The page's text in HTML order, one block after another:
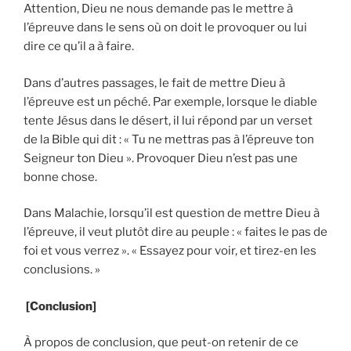
Attention, Dieu ne nous demande pas le mettre à
l’épreuve dans le sens où on doit le provoquer ou lui
dire ce qu’il a à faire.
Dans d’autres passages, le fait de mettre Dieu à
l’épreuve est un péché. Par exemple, lorsque le diable
tente Jésus dans le désert, il lui répond par un verset
de la Bible qui dit : « Tu ne mettras pas à l’épreuve ton
Seigneur ton Dieu ». Provoquer Dieu n’est pas une
bonne chose.
Dans Malachie, lorsqu’il est question de mettre Dieu à
l’épreuve, il veut plutôt dire au peuple : « faites le pas de
foi et vous verrez ». « Essayez pour voir, et tirez-en les
conclusions. »
[Conclusion]
À propos de conclusion, que peut-on retenir de ce